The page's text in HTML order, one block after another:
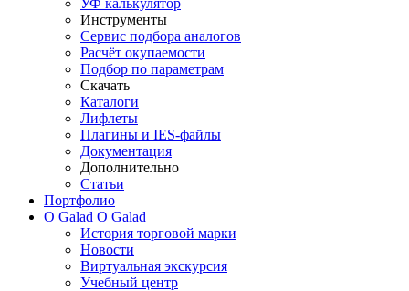
Инструменты
Сервис подбора аналогов
Расчёт окупаемости
Подбор по параметрам
Скачать
Каталоги
Лифлеты
Плагины и IES-файлы
Документация
Дополнительно
Статьи
Портфолио
О Galad О Galad
История торговой марки
Новости
Виртуальная экскурсия
Учебный центр